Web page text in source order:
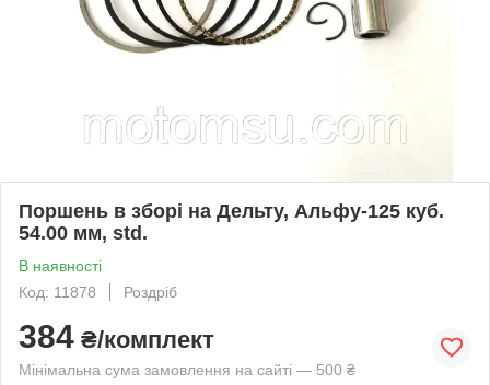
Поршень в зборі на Дельту, Альфу-125 куб.
54.00 мм, std.
В наявності
Код: 11878
Роздріб
384 ₴/комплект
Мінімальна сума замовлення на сайті — 500 ₴